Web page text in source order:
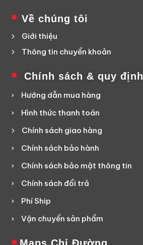
Về chúng tôi
Giới thiệu
Thông tin chuyển khoản
Chính sách & quy định
Hướng dẫn mua hàng
Hình thức thanh toán
Chính sách giao hàng
Chính sách bảo hành
Chính sách bảo mật thông tin
Chính sách đổi trả
Phí Ship
Vận chuyển sản phẩm